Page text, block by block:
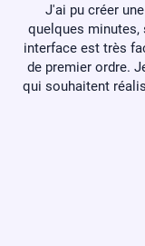
en
Son
sont
tous ceux
facilement
m'ont le
des